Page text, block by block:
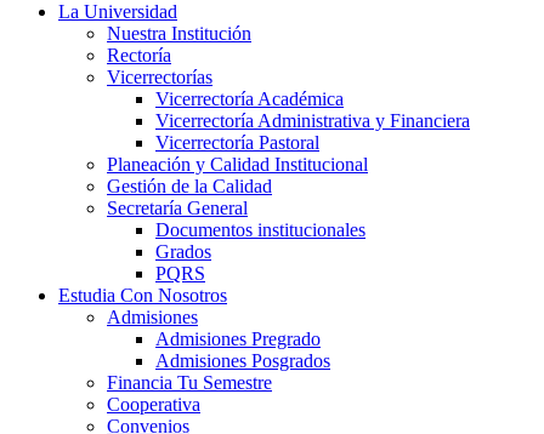
La Universidad
Nuestra Institución
Rectoría
Vicerrectorías
Vicerrectoría Académica
Vicerrectoría Administrativa y Financiera
Vicerrectoría Pastoral
Planeación y Calidad Institucional
Gestión de la Calidad
Secretaría General
Documentos institucionales
Grados
PQRS
Estudia Con Nosotros
Admisiones
Admisiones Pregrado
Admisiones Posgrados
Financia Tu Semestre
Cooperativa
Convenios